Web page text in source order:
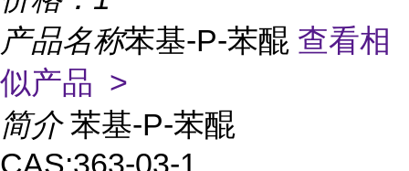
产品名称苯基-P-苯醌 查看相
似产品 >
简介 苯基-P-苯醌
CAS:363-03-1